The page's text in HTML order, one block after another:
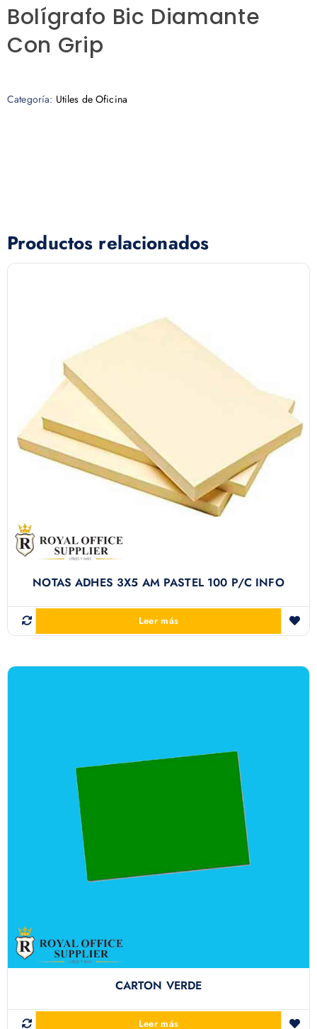
Bolígrafo Bic Diamante
Con Grip
Categoría: Utiles de Oficina
Productos relacionados
NOTAS ADHES 3X5 AM PASTEL 100 P/C INFO
Leer más
CARTON VERDE
Leer más